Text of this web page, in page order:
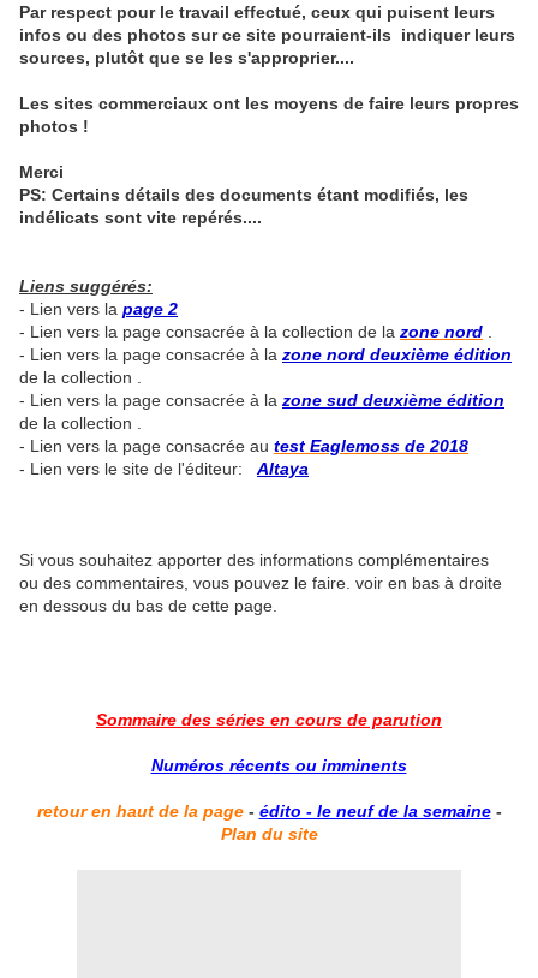
Par respect pour le travail effectué, ceux qui puisent leurs
infos ou des photos sur ce site pourraient-ils indiquer leurs
sources, plutôt que se les s'approprier....
Les sites commerciaux ont les moyens de faire leurs propres
photos !
Merci
PS: Certains détails des documents étant modifiés, les
indélicats sont vite repérés....
Liens suggérés:
- Lien vers la page 2
- Lien vers la page consacrée à la collection de la zone nord
- Lien vers la page consacrée à la zone nord deuxième édition
de la collection .
- Lien vers la page consacrée à la zone sud deuxième édition
de la collection .
- Lien vers la page consacrée au test Eaglemoss de 2018
- Lien vers le site de l'éditeur:
Altaya
Si vous souhaitez apporter des informations complémentaires
ou des commentaires, vous pouvez le faire. voir en bas à droite
en dessous du bas de cette page.
Sommaire des séries en cours de parution
Numéros récents ou imminents
retour en haut de la page- édito - le neuf de la semaine-
Plan du site